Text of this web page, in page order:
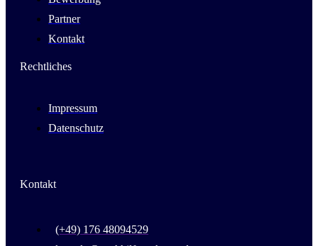
Partner
Kontakt
Rechtliches
Impressum
Datenschutz
Kontakt
(+49) 176 48094529